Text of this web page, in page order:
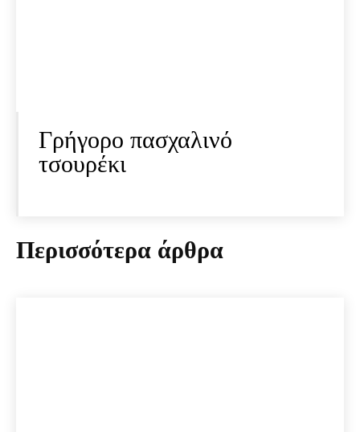
Γρήγορο πασχαλινό
τσουρέκι
Περισσότερα άρθρα